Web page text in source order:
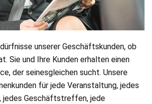
unserer Geschäftskunden, ob
Sie und Ihre Kunden erhalten einen
der seinesgleichen sucht. Unsere
für jede Veranstaltung, jedes
jedes Geschäftstreffen, jede